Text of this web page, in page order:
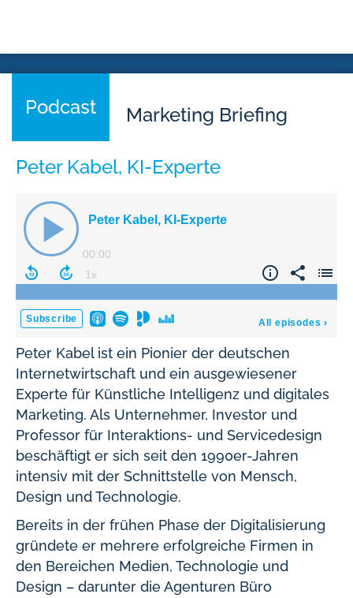
Podcast Marketing Briefing
Peter Kabel, KI-Experte
Peter Kabel ist ein Pionier der deutschen
Internetwirtschaft und ein ausgewiesener
Experte für Künstliche Intelligenz und digitales
Marketing. Als Unternehmer, Investor und
Professor für Interaktions- und Servicedesign
beschäftigt er sich seit den 1990er-Jahren
intensiv mit der Schnittstelle von Mensch,
Design und Technologie.
Bereits in der frühen Phase der Digitalisierung
gründete er mehrere erfolgreiche Firmen in
den Bereichen Medien, Technologie und
Design – darunter die Agenturen Büro